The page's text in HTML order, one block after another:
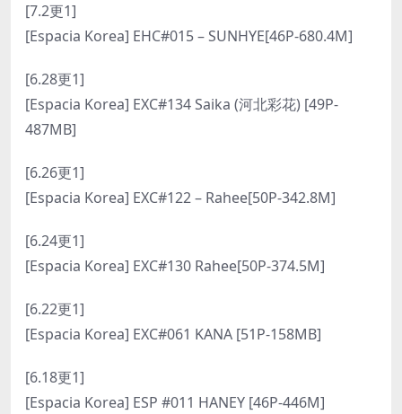
[7.2更1]
[Espacia Korea] EHC#015 – SUNHYE[46P-680.4M]
[6.28更1]
[Espacia Korea] EXC#134 Saika (河北彩花) [49P-
487MB]
[6.26更1]
[Espacia Korea] EXC#122 – Rahee[50P-342.8M]
[6.24更1]
[Espacia Korea] EXC#130 Rahee[50P-374.5M]
[6.22更1]
[Espacia Korea] EXC#061 KANA [51P-158MB]
[6.18更1]
[Espacia Korea] ESP #011 HANEY [46P-446M]